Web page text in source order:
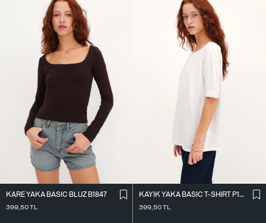
KARE YAKA BASIC BLUZ B1847
399,50TL
KAYIK YAKA BASIC T-SHIRT P1822
399,50TL